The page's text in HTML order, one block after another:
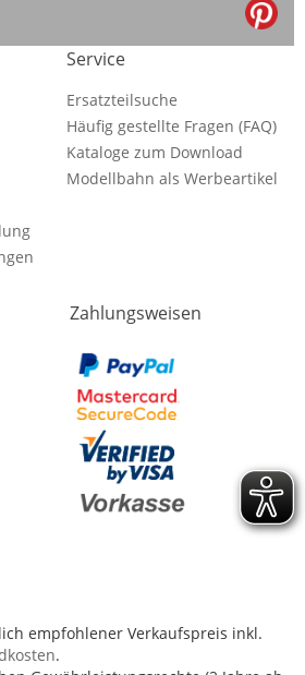
Service
Ersatzteilsuche
Häufig gestellte Fragen (FAQ)
Kataloge zum Download
Modellbahn als Werbeartikel
Zahlungsweisen
empfohlener Verkaufspreis inkl.
.